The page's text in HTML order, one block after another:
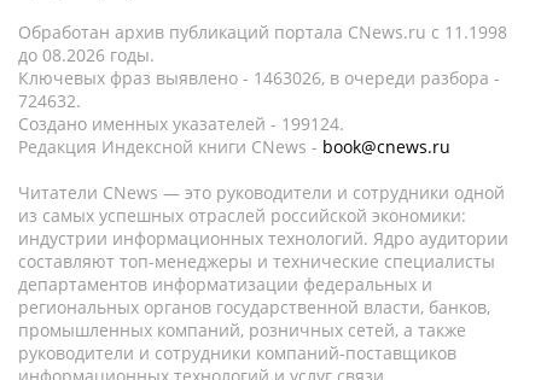
Обработан архив публикаций портала CNews.ru c 11.1998
до 08.2026 годы.
Ключевых фраз выявлено - 1463026, в очереди разбора -
724632.
Создано именных указателей - 199124.
Редакция Индексной книги CNews - book@cnews.ru
Читатели CNews — это руководители и сотрудники одной
из самых успешных отраслей российской экономики:
индустрии информационных технологий. Ядро аудитории
составляют топ-менеджеры и технические специалисты
департаментов информатизации федеральных и
региональных органов государственной власти, банков,
промышленных компаний, розничных сетей, а также
руководители и сотрудники компаний-поставщиков